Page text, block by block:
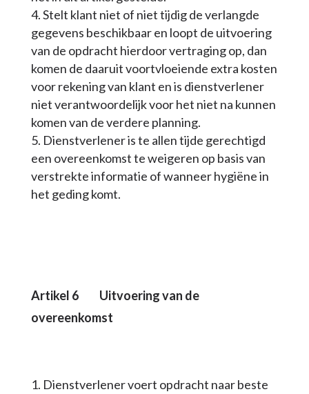
Stelt klant niet of niet tijdig de verlangde
gegevens beschikbaar en loopt de uitvoering
van de opdracht hierdoor vertraging op, dan
komen de daaruit voortvloeiende extra kosten
voor rekening van klant en is dienstverlener
niet verantwoordelijk voor het niet na kunnen
komen van de verdere planning.
Dienstverlener is te allen tijde gerechtigd
een overeenkomst te weigeren op basis van
verstrekte informatie of wanneer hygiëne in
het geding komt.
Artikel 6 Uitvoering van de
overeenkomst
Dienstverlener voert opdracht naar beste